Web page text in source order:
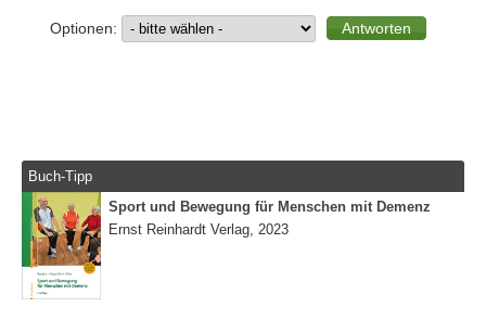
Optionen:
Buch-Tipp
Sport und Bewegung für Menschen mit Demenz
Ernst Reinhardt Verlag, 2023